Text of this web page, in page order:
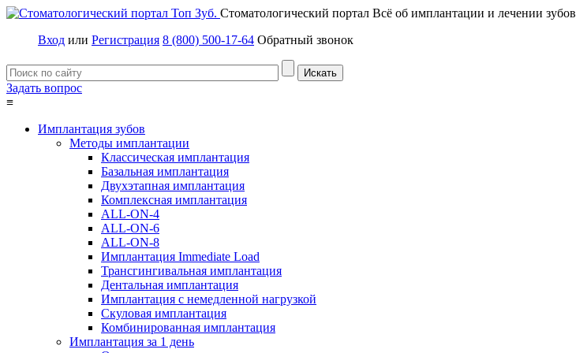
Стоматологический портал Всё об имплантации и лечении зубов
Вход или Регистрация 8 (800) 500-17-64 Обратный звонок
Задать вопрос
≡
Имплантация зубов
Методы имплантации
Классическая имплантация
Базальная имплантация
Двухэтапная имплантация
Комплексная имплантация
ALL-ON-4
ALL-ON-6
ALL-ON-8
Имплантация Immediate Load
Трансгингивальная имплантация
Дентальная имплантация
Имплантация с немедленной нагрузкой
Скуловая имплантация
Комбинированная имплантация
Имплантация за 1 день